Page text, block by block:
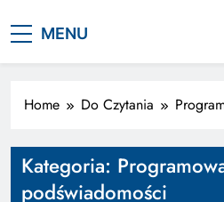
MENU
Home Do Czytania
Kategoria:
podświadomości